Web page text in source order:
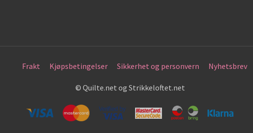
Frakt Kjøpsbetingelser Sikkerhet og personvern Nyhetsbrev
© Quilte.net og Strikkeloftet.net